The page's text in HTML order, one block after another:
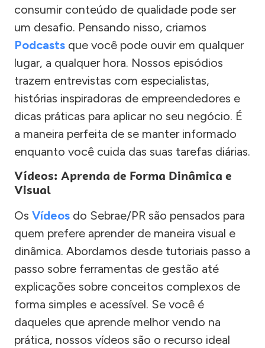
consumir conteúdo de qualidade pode ser
um desafio. Pensando nisso, criamos
Podcasts que você pode ouvir em qualquer
lugar, a qualquer hora. Nossos episódios
trazem entrevistas com especialistas,
histórias inspiradoras de empreendedores e
dicas práticas para aplicar no seu negócio. É
a maneira perfeita de se manter informado
enquanto você cuida das suas tarefas diárias.
Vídeos: Aprenda de Forma Dinâmica e
Visual
Os Vídeos do Sebrae/PR são pensados para
quem prefere aprender de maneira visual e
dinâmica. Abordamos desde tutoriais passo a
passo sobre ferramentas de gestão até
explicações sobre conceitos complexos de
forma simples e acessível. Se você é
daqueles que aprende melhor vendo na
prática, nossos vídeos são o recurso ideal